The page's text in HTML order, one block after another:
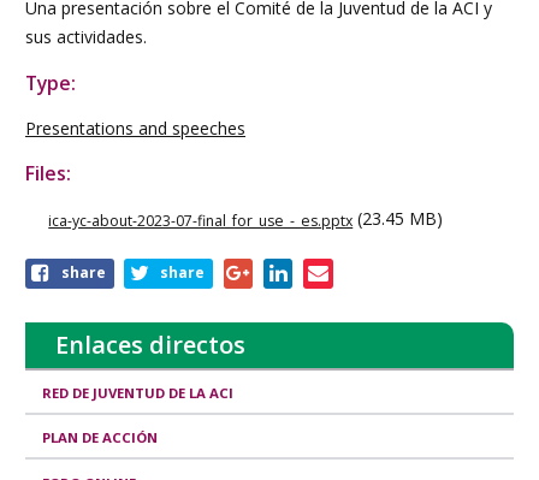
Una presentación sobre el Comité de la Juventud de la ACI y
sus actividades.
Type:
Presentations and speeches
Files:
ica-yc-about-2023-07-final_for_use_-_es.pptx (23.45 MB)
Share
publication
share share
Enlaces directos
RED DE JUVENTUD DE LA ACI
PLAN DE ACCIÓN